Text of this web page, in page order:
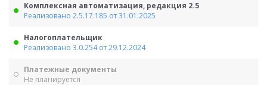
Комплексная автоматизация, редакция 2.5
Реализовано 2.5.17.185 от 31.01.2025
Налогоплательщик
Реализовано 3.0.254 от 29.12.2024
Платежные документы
Не планируется